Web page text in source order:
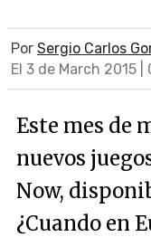
Por Sergio Carlos
El 3 de March 2015 |
Este mes de
nuevos
Now,
¿Cuando en